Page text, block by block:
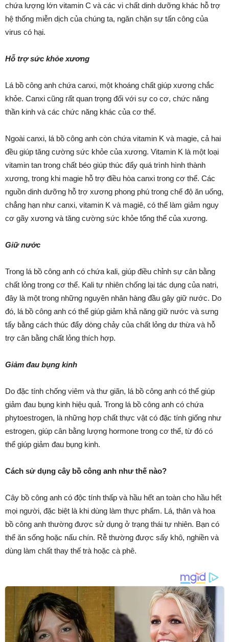
chứa lượng lớn vitamin C và các vi chất dinh dưỡng khác hỗ trợ
hệ thống miễn dịch của chúng ta, ngăn chặn sự tấn công của
virus có hại.
Hỗ trợ sức khỏe xương
Lá bồ công anh chứa canxi, một khoáng chất giúp xương chắc
khỏe. Canxi cũng rất quan trọng đối với sự co cơ, chức năng
thần kinh và các chức năng khác của cơ thể.
Ngoài canxi, lá bồ công anh còn chứa vitamin K và magie, cả hai
đều giúp tăng cường sức khỏe của xương. Vitamin K là một loại
vitamin tan trong chất béo giúp thúc đẩy quá trình hình thành
xương, trong khi magie hỗ trợ điều hòa canxi trong cơ thể. Các
nguồn dinh dưỡng hỗ trợ xương phong phú trong chế độ ăn uống,
chẳng hạn như canxi, vitamin K và magiê, có thể làm giảm nguy
cơ gãy xương và tăng cường sức khỏe tổng thể của xương.
Giữ nước
Trong lá bồ công anh có chứa kali, giúp điều chỉnh sự cân bằng
chất lỏng trong cơ thể. Kali tự nhiên chống lại tác dụng của natri,
đây là một trong những nguyên nhân hàng đầu gây giữ nước. Do
đó, lá bồ công anh có thể giúp giảm khả năng giữ nước và sưng
tấy bằng cách thúc đẩy dòng chảy của chất lỏng dư thừa và hỗ
trợ cân bằng chất lỏng thích hợp.
Giảm đau bụng kinh
Do đặc tính chống viêm và thư giãn, lá bồ công anh có thể giúp
giảm đau bụng kinh hiệu quả. Trong lá bồ công anh có chứa
phytoestrogen, là những hợp chất thực vật có đặc tính giống như
estrogen, giúp cân bằng lượng hormone trong cơ thể, từ đó có
thể giúp giảm đau bụng kinh.
Cách sử dụng cây bồ công anh như thế nào?
Cây bồ công anh có độc tính thấp và hầu hết an toàn cho hầu hết
mọi người, đặc biệt là khi dùng làm thực phẩm. Lá, thân và hoa
bồ công anh thường được sử dụng ở trạng thái tự nhiên. Bạn có
thể ăn sống hoặc nấu chín. Rễ thường được sấy khô, nghiền và
dùng làm chất thay thế trà hoặc cà phê.